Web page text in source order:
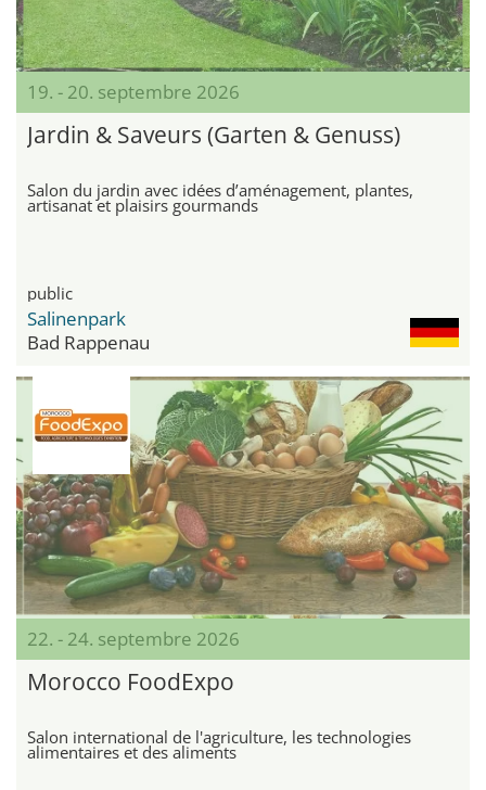
19. - 20. septembre 2026
Jardin & Saveurs (Garten & Genuss)
Salon du jardin avec idées d’aménagement, plantes,
artisanat et plaisirs gourmands
public
Salinenpark
Bad Rappenau
22. - 24. septembre 2026
Morocco FoodExpo
Salon international de l'agriculture, les technologies
alimentaires et des aliments